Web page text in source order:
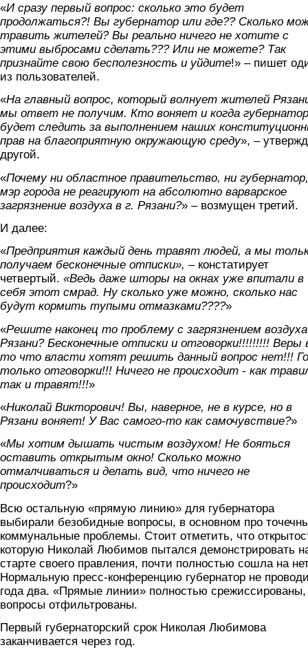
«И сразу первый вопрос: сколько это будет
продолжаться?! Вы губернатор или где?? Сколько
травить жителей? Вы реально ничего не хотите с
этими выбросами сделать??? Или не можете? Так
признайте свою бесполезность и уйдите!» – пишет
из пользователей.
«На главный вопрос, который волнует жителей
мы ответ не получим. Кто воняет и когда губернатор
будет следить за выполнением наших
прав на благоприятную окружающую среду», –
другой.
«Почему ни областное правительство, ни
мэр города не реагируют на абсолютно варварское
загрязнение воздуха в г. Рязани?» – возмущен третий.
И далее:
«Предприятия каждый день травят людей, а мы
получаем бесконечные отписки», – констатирует
четвертый. «Ведь даже шторы на окнах уже впитали в
себя этот смрад. Ну сколько уже можно, сколько нас
будут кормить тупыми отмазками????»
«Решите наконец то проблему с загрязнением
Рязани? Бесконечные отписки и отговорки!!!!!!!!! Веры
то что власти хотят решить данный вопрос нет!!!
только отговорки!!! Ничего не происходит - как
так и травят!!!»
«Николай Викторович! Вы, наверное, не в курсе, но в
Рязани воняет! У Вас самого-то как самочувствие?»
«Мы хотим дышать чистым воздухом! Не бояться
оставить открытым окно! Сколько можно
отмалчиваться и делать вид, что ничего не
происходит?»
Всю остальную «прямую линию» для губернатора
выбирали безобидные вопросы, в основном про
коммунальные проблемы. Стоит отметить, что
которую Николай Любимов пытался демонстрировать
старте своего правления, почти полностью сошла на
Нормальную пресс-конференцию губернатор не
года два. «Прямые линии» полностью срежиссированы,
вопросы отфильтрованы.
Первый губернаторский срок Николая Любимова
заканчивается через год.